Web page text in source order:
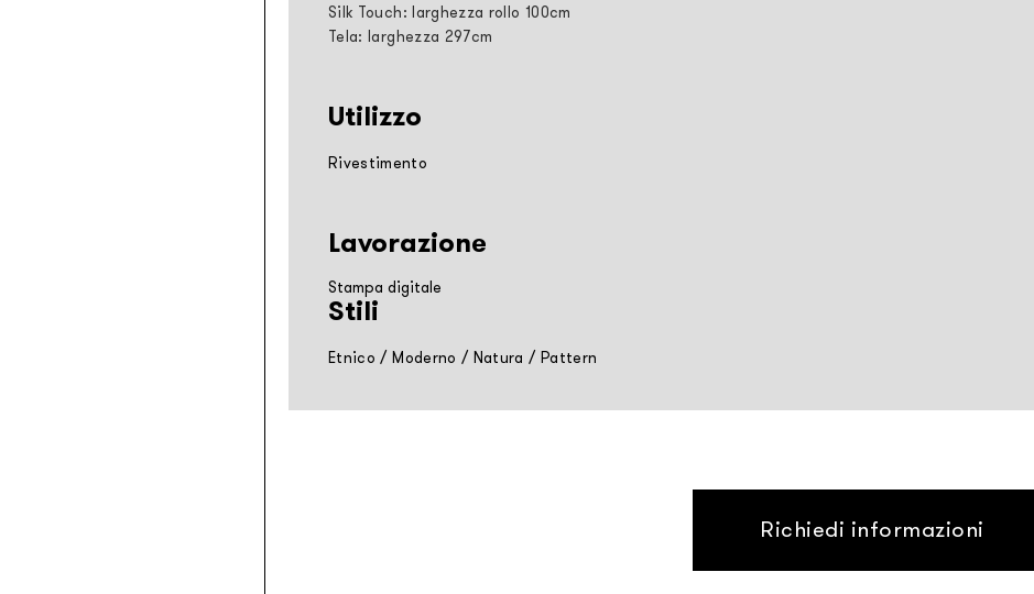
Silk Touch: larghezza rollo 100cm
Tela: larghezza 297cm
Utilizzo
Rivestimento
Lavorazione
Stampa digitale
Stili
Etnico /Moderno / Natura / Pattern
Richiedi informazioni